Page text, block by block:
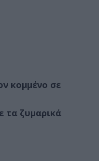
κομμένο σε
τα ζυμαρικά